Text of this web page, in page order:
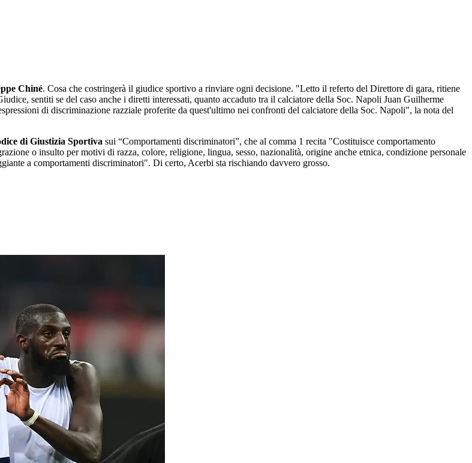
Chiné. Cosa che costringerà il giudice sportivo a rinviare ogni decisione. "Letto il referto del Direttore di gara, ritiene
sentiti se del caso anche i diretti interessati, quanto accaduto tra il calciatore della Soc. Napoli Juan Guilherme
di discriminazione razziale proferite da quest'ultimo nei confronti del calciatore della Soc. Napoli", la nota del
di Giustizia Sportiva sui “Comportamenti discriminatori”, che al comma 1 recita "Costituisce comportamento
o insulto per motivi di razza, colore, religione, lingua, sesso, nazionalità, origine anche etnica, condizione personale
a comportamenti discriminatori". Di certo, Acerbi sta rischiando davvero grosso.